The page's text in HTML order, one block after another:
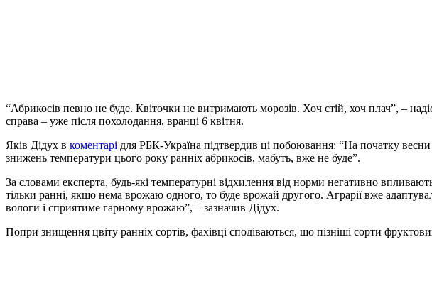
“Абрикосів певно не буде. Квіточки не витримають морозів. Хоч стій, хоч плач”, –
справа – уже після похолодання, вранці 6 квітня.
Яків Дідух в коментарі для РБК-Україна підтвердив ці побоювання: “На початку
знижень температури цього року ранніх абрикосів, мабуть, вже не буде”.
За словами експерта, будь-які температурні відхилення від норми негативно
тільки ранні, якщо нема врожаю одного, то буде врожай другого. Аграрії вже
вологи і сприятиме гарному врожаю”, – зазначив Дідух.
Попри знищення цвіту ранніх сортів, фахівці сподіваються, що пізніші сорти